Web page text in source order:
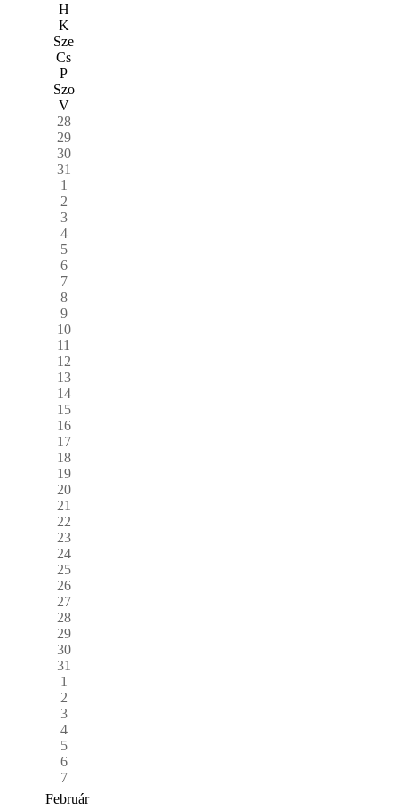
H
K
Sze
Cs
P
Szo
V
28
29
30
31
1
2
3
4
5
6
7
8
9
10
11
12
13
14
15
16
17
18
19
20
21
22
23
24
25
26
27
28
29
30
31
1
2
3
4
5
6
7
Február